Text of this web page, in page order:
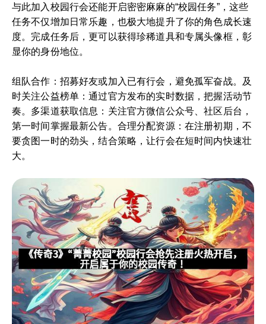
与此加入校园行会还能开启密密麻麻的“校园任务”，这些
任务不仅增加日常乐趣，也极大地提升了你的角色成长速
度。完成任务后，更可以获得珍稀道具和专属头像框，彰
显你的身份地位。
组队合作：招募好友或加入已有行会，避免孤军奋战。及
时关注公益榜单：通过官方发布的实时数据，把握活动节
奏。多渠道获取信息：关注官方微信公众号、社区后台，
第一时间掌握最新公告。合理分配资源：在注册初期，不
要贪图一时的劲头，结合策略，让行会在短时间内快速壮
大。